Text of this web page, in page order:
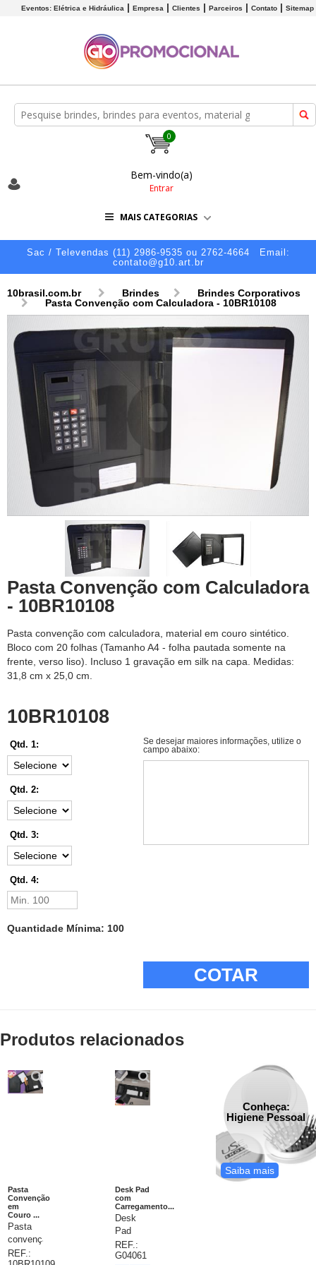
Eventos: Elétrica e Hidráulica Empresa Clientes Parceiros Contato Sitemap
0
Bem-vindo(a)
Entrar
MAIS CATEGORIAS
Sac / Televendas (11) 2986-9535 ou 2762-4664
Email:
contato@g10.art.br
10brasil.com.br Brindes
Brindes Corporativos
Pasta Convenção com Calculadora - 10BR10108
Pasta Convenção com Calculadora
- 10BR10108
Pasta convenção com calculadora, material em couro sintético.
Bloco com 20 folhas (Tamanho A4 - folha pautada somente na
frente, verso liso). Incluso 1 gravação em silk na capa. Medidas:
31,8 cm x 25,0 cm.
10BR10108
Qtd. 1:
Qtd. 2:
Qtd. 3:
Qtd. 4:
Quantidade Mínima: 100
Se desejar maiores informações, utilize o
campo abaixo:
COTAR
Produtos relacionados
Pasta
Convenção
em
Couro ...
Pasta
convenção,
material
REF.:
Desk Pad
com
Carregamento...
Desk
Pad
carregador
por
REF.:
G04061
Conheça:
Higiene Pessoal
Saiba mais